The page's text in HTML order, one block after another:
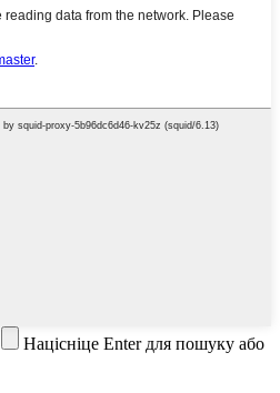
Націсніце Enter для пошуку або